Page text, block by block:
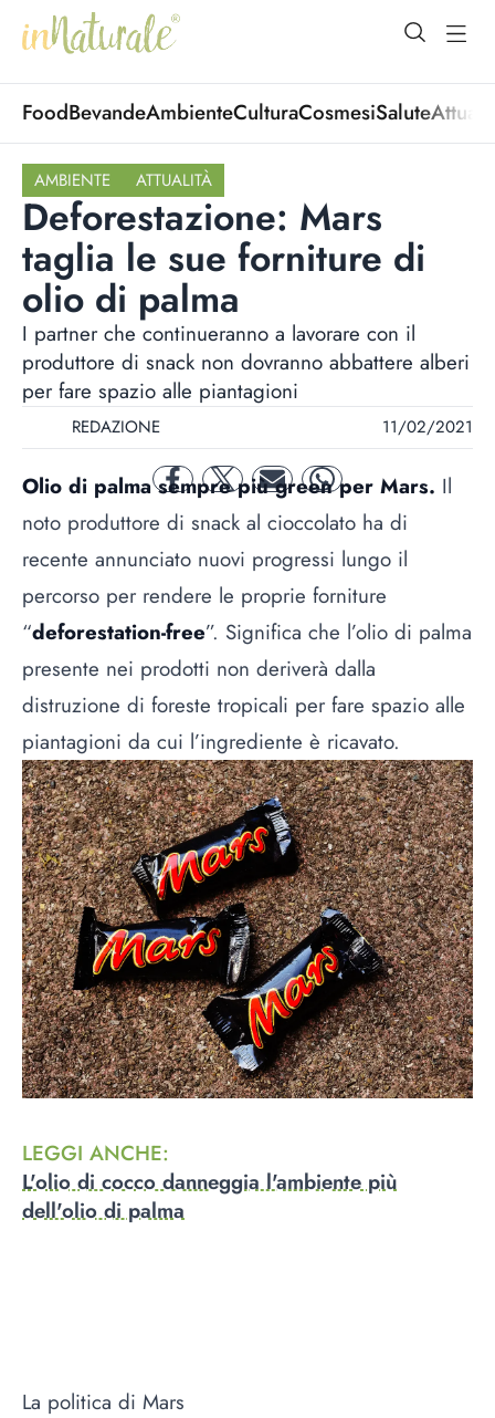
open
FoodBevandeAmbienteCulturaCosmesiSalute
AMBIENTE ATTUALITÀ
Deforestazione: Mars
taglia le sue forniture di
olio di palma
I partner che continueranno a lavorare con il
produttore di snack non dovranno abbattere alberi
per fare spazio alle piantagioni
REDAZIONE 11/02/2021
facebooktwitter mail whatsapp
Olio di palma sempre più green per Mars. Il
noto produttore di snack al cioccolato ha di
recente annunciato nuovi progressi lungo il
percorso per rendere le proprie forniture
“deforestation-free”. Significa che l’olio di palma
presente nei prodotti non deriverà dalla
distruzione di foreste tropicali per fare spazio alle
piantagioni da cui l’ingrediente è ricavato.
LEGGI ANCHE:
L'olio di cocco danneggia l'ambiente più
dell'olio di palma
La politica di Mars